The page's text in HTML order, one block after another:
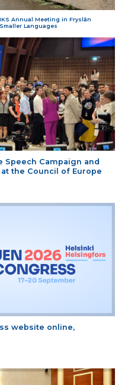
Annual Meeting in Fryslân
Languages
Speech Campaign and
the Council of Europe
website online,